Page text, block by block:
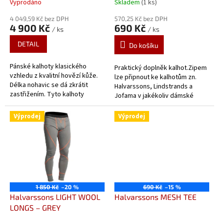
Vyprodáno
4 049,59 Kč bez DPH
4 900 Kč / ks
DETAIL
Pánské kalhoty klasického
vzhledu z kvalitní hovězí kůže.
Délka nohavic se dá zkrátit
zastřižením. Tyto kalhoty
mohou být sepnuty zipem k
bundě jakékoliv velikosti.
Skladem (1 ks)
570,25 Kč bez DPH
690 Kč / ks
Do košíku
Praktický doplněk kalhot.Zipem
lze připnout ke kalhotům zn.
Halvarssons, Lindstrands a
Jofama v jakékoliv dámské
velikosti.
Výprodej
1 850 Kč –20 %
Halvarssons LIGHT WOOL
LONGS – GREY
Výprodej
690 Kč –15 %
Halvarssons MESH TEE